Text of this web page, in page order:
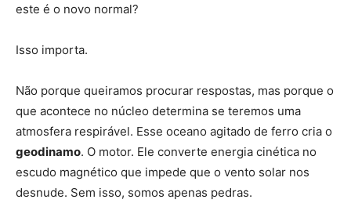
este é o novo normal?
Isso importa.
Não porque queiramos procurar respostas, mas porque o
que acontece no núcleo determina se teremos uma
atmosfera respirável. Esse oceano agitado de ferro cria o
geodinamo. O motor. Ele converte energia cinética no
escudo magnético que impede que o vento solar nos
desnude. Sem isso, somos apenas pedras.